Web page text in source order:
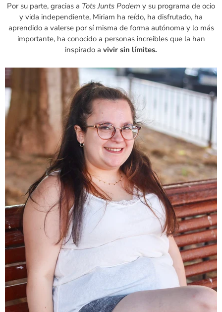
Por su parte, gracias a Tots Junts Podem y su programa de ocio
y vida independiente, Miriam ha reído, ha disfrutado, ha
aprendido a valerse por sí misma de forma autónoma y lo más
importante, ha conocido a personas increibles que la han
inspirado a vivir sin límites.